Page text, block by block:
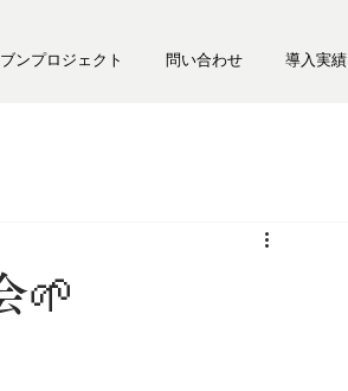
ンプロジェクト 問い合わせ 導入実績
🌱